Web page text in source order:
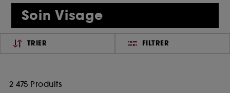
Soin Visage
TRIER FILTRER
2 475 Produits